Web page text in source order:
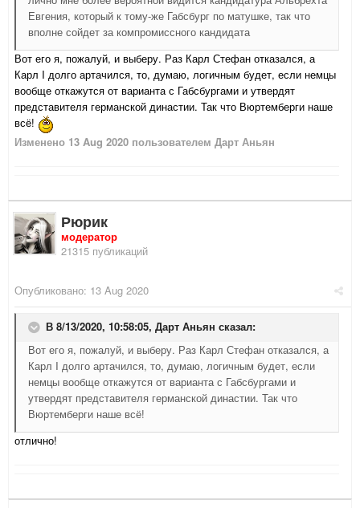
Евгения, который к тому-же Габсбург по матушке, так что
вполне сойдет за компромиссного кандидата
Вот его я, пожалуй, и выберу. Раз Карл Стефан отказался, а
Карл I долго артачился, то, думаю, логичным будет, если немцы
вообще откажутся от варианта с Габсбургами и утвердят
представителя германской династии. Так что Вюртемберги наше
всё!
Изменено 13 Aug 2020 пользователем Дарт Аньян
Рюрик
модератор
21315 публикаций
Опубликовано: 13 Aug 2020
В 8/13/2020, 10:58:05, Дарт Аньян сказал:
Вот его я, пожалуй, и выберу. Раз Карл Стефан отказался, а
Карл I долго артачился, то, думаю, логичным будет, если
немцы вообще откажутся от варианта с Габсбургами и
утвердят представителя германской династии. Так что
Вюртемберги наше всё!
отлично!